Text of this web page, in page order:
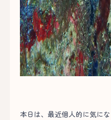
本日は、最近個人的に気に